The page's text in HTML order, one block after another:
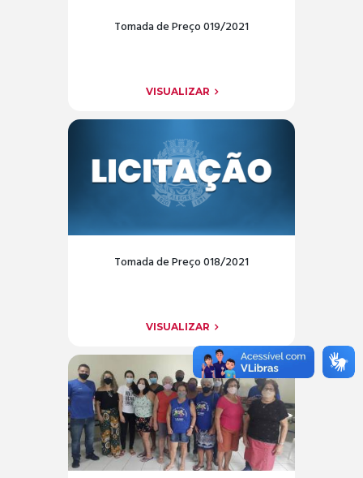
Tomada de Preço 019/2021
VISUALIZAR
Tomada de Preço 018/2021
VISUALIZAR